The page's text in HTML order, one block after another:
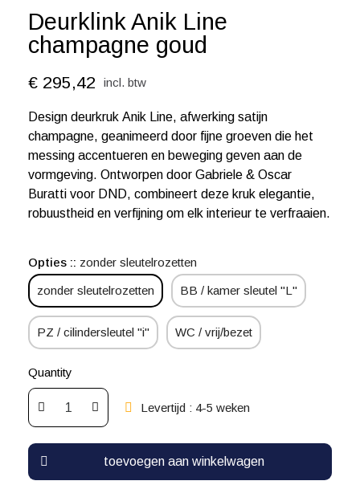
Deurklink Anik Line
champagne goud
€ 295,42 incl. btw
Design deurkruk Anik Line, afwerking satijn
champagne, geanimeerd door fijne groeven die het
messing accentueren en beweging geven aan de
vormgeving. Ontworpen door Gabriele & Oscar
Buratti voor DND, combineert deze kruk elegantie,
robuustheid en verfijning om elk interieur te verfraaien.
Opties : zonder sleutelrozetten
zonder sleutelrozetten BB / kamer sleutel "L"
PZ / cilindersleutel "i" WC / vrij/bezet
Quantity
Levertijd : 4-5 weken
toevoegen aan winkelwagen